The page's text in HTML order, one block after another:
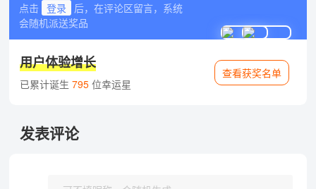
点击 登录
后，在评论区留言，系统
会随机派送奖品
用户体验增长
已累计诞生 795位幸运星
查看获奖名单
发表评论